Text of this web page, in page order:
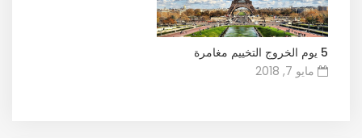
5 يوم الخروج التخييم مغامرة
مايو 7, 2018